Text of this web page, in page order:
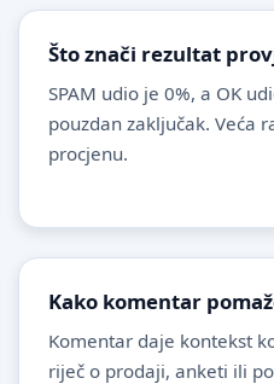
Što znači rezultat
SPAM udio je 0%, a OK
pouzdan zaključak. Veća
procjenu.
Kako komentar
Komentar daje kontekst
riječ o prodaji, anketi ili